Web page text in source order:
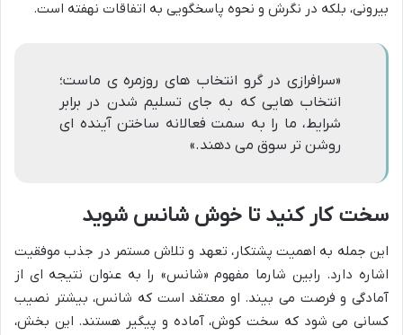
بیرونی، بلکه در نگرش و نحوه پاسخگویی به اتفاقات نهفته است.
«سرافرازی در گرو انتخاب های روزمره ی ماست؛
انتخاب هایی که به جای تسلیم شدن در برابر
شرایط، ما را به سمت فعالانه ساختن آینده ای
روشن تر سوق می دهند.»
سخت کار کنید تا خوش شانس شوید
این جمله به اهمیت پشتکار، تعهد و تلاش مستمر در جذب موفقیت
اشاره دارد. رابین شارما مفهوم «شانس» را به عنوان نتیجه ای از
آمادگی و فرصت می بیند. او معتقد است که شانس، بیشتر نصیب
کسانی می شود که سخت کوش، آماده و پیگیر هستند. این بخش،